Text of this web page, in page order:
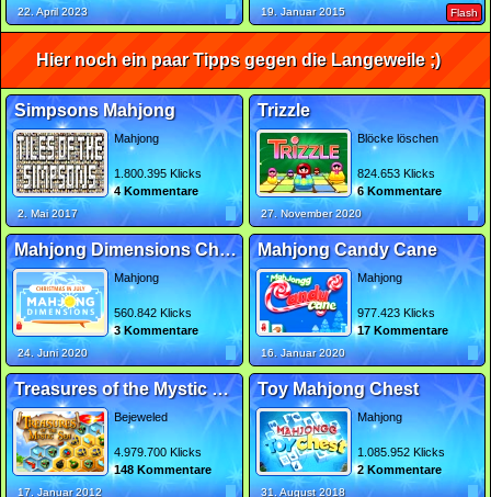
22. April 2023 19. Januar 2015 Flash
Hier noch ein paar Tipps gegen die Langeweile ;)
Simpsons Mahjong
Mahjong
1.800.395 Klicks
4 Kommentare
2. Mai 2017
Trizzle
Blöcke löschen
824.653 Klicks
6 Kommentare
27. November 2020
Mahjong Dimensions Christmas in July
Mahjong
560.842 Klicks
3 Kommentare
24. Juni 2020
Mahjong Candy Cane
Mahjong
977.423 Klicks
17 Kommentare
16. Januar 2020
Treasures of the Mystic Sea
Bejeweled
4.979.700 Klicks
148 Kommentare
17. Januar 2012
Toy Mahjong Chest
Mahjong
1.085.952 Klicks
2 Kommentare
31. August 2018